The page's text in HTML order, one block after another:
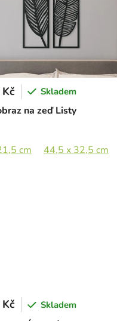
na zeď Listy
Skladem
cm 44,5 x 32,5 cm
Skladem